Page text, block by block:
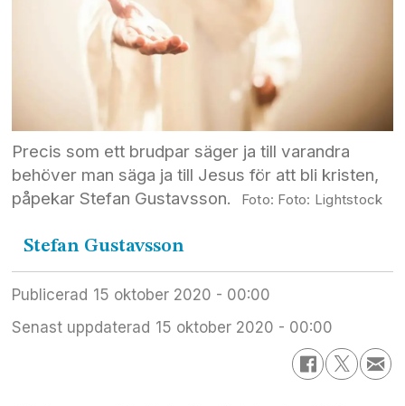
Precis som ett brudpar säger ja till varandra
behöver man säga ja till Jesus för att bli kristen,
påpekar Stefan Gustavsson.
Foto: Lightstock
Stefan Gustavsson
Publicerad
15 oktober 2020 - 00:00
Senast uppdaterad
15 oktober 2020 - 00:00